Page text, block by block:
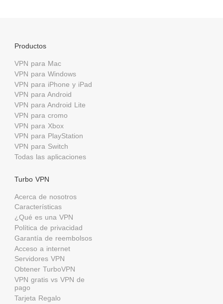
Productos
VPN para Mac
VPN para Windows
VPN para iPhone y iPad
VPN para Android
VPN para Android Lite
VPN para cromo
VPN para Xbox
VPN para PlayStation
VPN para Switch
Todas las aplicaciones
Turbo VPN
Acerca de nosotros
Características
¿Qué es una VPN
Política de privacidad
Garantía de reembolsos
Acceso a internet
Servidores VPN
Obtener TurboVPN
VPN gratis vs VPN de
pago
Tarjeta Regalo